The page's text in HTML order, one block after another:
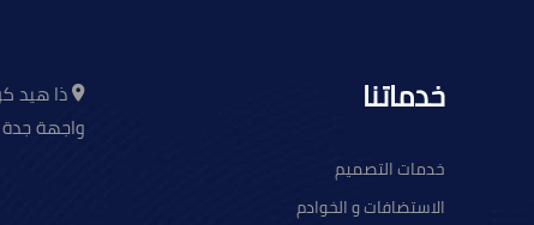
خدماتنا
خدمات التصميم
الاستضافات و الخوادم
ذا هيد
واجهة جدة